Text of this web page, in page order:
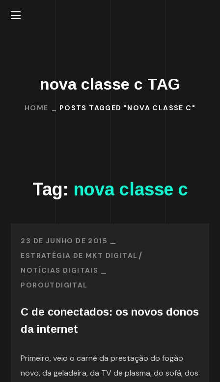
nova classe c TAG
HOME POSTS TAGGED "NOVA CLASSE C"
Tag: nova classe c
23 DE JUNHO DE 2015
ESTRATÉGIA DE MKT DIGITAL
NOTÍCIAS DIGITAIS
POR OUTDIGITAL
C de conectados: os novos donos
da internet
Primeiro, veio o carnê da prestação do fogão
novo, da geladeira, da TV de plasma, do sofá, dos